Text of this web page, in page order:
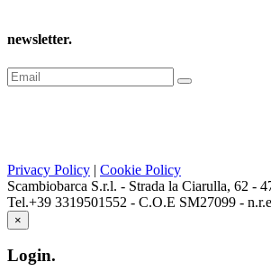
newsletter.
Privacy Policy | Cookie Policy
Scambiobarca S.r.l. - Strada la Ciarulla, 62 -
Tel.+39 3319501552 - C.O.E SM27099 -
×
Login.